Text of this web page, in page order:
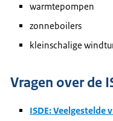
warmtepompen
zonneboilers
kleinschalige
Vragen over de
ISDE: Veelgestelde